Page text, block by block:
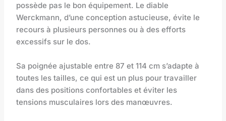
possède pas le bon équipement. Le diable
Werckmann, d’une conception astucieuse, évite le
recours à plusieurs personnes ou à des efforts
excessifs sur le dos.
Sa poignée ajustable entre 87 et 114 cm s’adapte à
toutes les tailles, ce qui est un plus pour travailler
dans des positions confortables et éviter les
tensions musculaires lors des manœuvres.